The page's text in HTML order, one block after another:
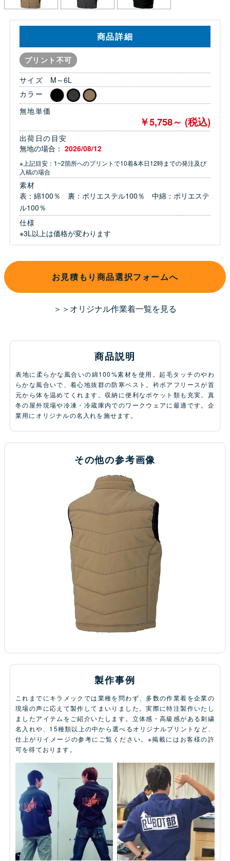
商品詳細
プリント不可
サイズ
M～6L
カラー
無地単価
￥5,758～ (税込)
出荷日の目安
無地の場合： 2026/08/12
※上記目安：1~2箇所へのプリントで10着&本日12時までの発注及び
入稿の場合
素材
表：綿100％ 裏：ポリエステル100％ 中綿：ポリエステ
ル100％
仕様
※3L以上は価格が変わります
お見積もり商品選択フォームへ
＞＞オリジナル作業着一覧を見る
商品説明
表地に柔らかな風合いの綿100%素材を使用。起毛タッチのやわ
らかな風合いで、着心地抜群の防寒ベスト。衿ボアフリースが首
元から体を温めてくれます。収納に便利なポケット類も充実。真
冬の屋外現場や冷凍・冷蔵庫内でのワークウェアに最適です。企
業用にオリジナルの名入れを施せます。
その他の参考画像
製作事例
これまでにキラメックでは業種を問わず、多数の作業着を企業の
現場の声に応えて製作してまいりました。実際に特注製作いたし
ましたアイテムをご紹介いたします。立体感・高級感がある刺繍
名入れや、15種類以上の中から選べるオリジナルプリントなど、
仕上がりイメージの参考にご覧ください。※掲載にはお客様の許
可を得ております。